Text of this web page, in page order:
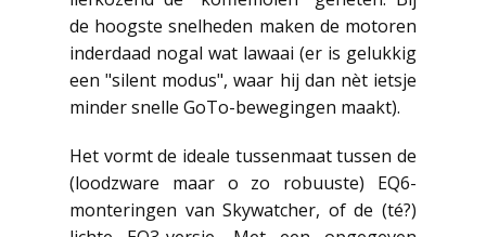
de hoogste snelheden maken de motoren
inderdaad nogal wat lawaai (er is gelukkig
een "silent modus", waar hij dan nèt ietsje
minder snelle GoTo-bewegingen maakt).
Het vormt de ideale tussenmaat tussen de
(loodzware maar o zo robuuste) EQ6-
monteringen van Skywatcher, of de (té?)